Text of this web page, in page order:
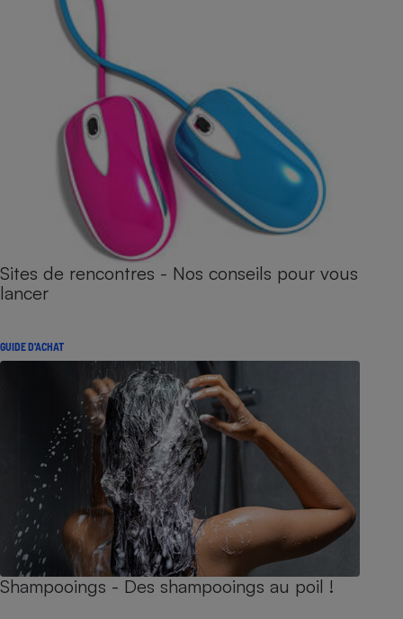
Sites de rencontres - Nos conseils pour vous
lancer
GUIDE D'ACHAT
Shampooings - Des shampooings au poil !